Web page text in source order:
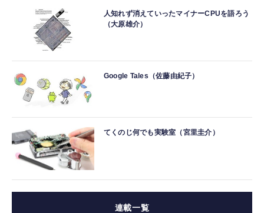
人知れず消えていったマイナーCPUを語ろう
（大原雄介）
Google Tales（佐藤由紀子）
てくのじ何でも実験室（宮里圭介）
連載一覧